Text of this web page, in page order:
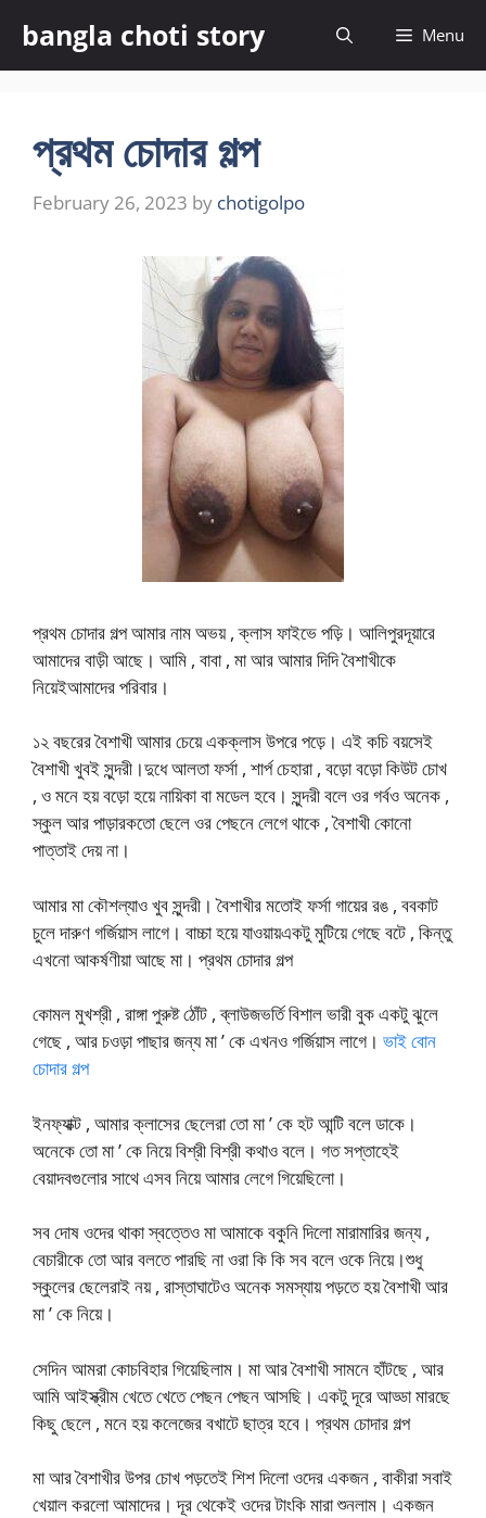
content
bangla choti story Menu
প্রথম চোদার গল্প
February 26, 2023 by chotigolpo
প্রথম চোদার গল্প আমার নাম অভয় , ক্লাস ফাইভে পড়ি। আলিপুরদূয়ারে
আমাদের বাড়ী আছে। আমি , বাবা , মা আর আমার দিদি বৈশাখীকে
নিয়েইআমাদের পরিবার।
১২ বছরের বৈশাখী আমার চেয়ে একক্লাস উপরে পড়ে। এই কচি বয়সেই
বৈশাখী খুবই সুন্দরী।দুধে আলতা ফর্সা , শার্প চেহারা , বড়ো বড়ো কিউট চোখ
, ও মনে হয় বড়ো হয়ে নায়িকা বা মডেল হবে। সুন্দরী বলে ওর গর্বও অনেক ,
স্কুল আর পাড়ারকতো ছেলে ওর পেছনে লেগে থাকে , বৈশাখী কোনো
পাত্তাই দেয় না।
আমার মা কৌশল্যাও খুব সুন্দরী। বৈশাখীর মতোই ফর্সা গায়ের রঙ , ববকাট
চুলে দারুণ গর্জিয়াস লাগে। বাচ্চা হয়ে যাওয়ায়একটু মুটিয়ে গেছে বটে , কিন্তু
এখনো আকর্ষণীয়া আছে মা। প্রথম চোদার গল্প
কোমল মুখশ্রী , রাঙ্গা পুরুষ্ট ঠোঁট , ব্লাউজভর্তি বিশাল ভারী বুক একটু ঝুলে
গেছে , আর চওড়া পাছার জন্য মা ’ কে এখনও গর্জিয়াস লাগে। ভাই বোন
চোদার গল্প
ইনফ্যাক্ট , আমার ক্লাসের ছেলেরা তো মা ’ কে হট আন্টি বলে ডাকে।
অনেকে তো মা ’ কে নিয়ে বিশ্রী বিশ্রী কথাও বলে। গত সপ্তাহেই
বেয়াদবগুলোর সাথে এসব নিয়ে আমার লেগে গিয়েছিলো।
সব দোষ ওদের থাকা স্বত্তেও মা আমাকে বকুনি দিলো মারামারির জন্য ,
বেচারীকে তো আর বলতে পারছি না ওরা কি কি সব বলে ওকে নিয়ে।শুধু
স্কুলের ছেলেরাই নয় , রাস্তাঘাটেও অনেক সমস্যায় পড়তে হয় বৈশাখী আর
মা ’ কে নিয়ে।
সেদিন আমরা কোচবিহার গিয়েছিলাম। মা আর বৈশাখী সামনে হাঁটছে , আর
আমি আইস্ক্রীম খেতে খেতে পেছন পেছন আসছি। একটু দূরে আড্ডা মারছে
কিছু ছেলে , মনে হয় কলেজের বখাটে ছাত্র হবে। প্রথম চোদার গল্প
মা আর বৈশাখীর উপর চোখ পড়তেই শিশ দিলো ওদের একজন , বাকীরা সবাই
খেয়াল করলো আমাদের। দূর থেকেই ওদের টাংকি মারা শুনলাম। একজন